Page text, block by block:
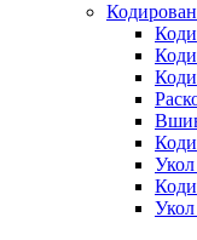
Укол